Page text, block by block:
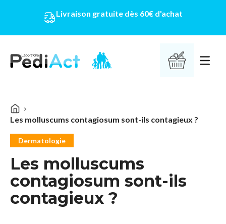
Livraison gratuite dès 60€ d'achat
Les molluscums contagiosum sont-ils contagieux ?
Dermatologie
Les molluscums
contagiosum sont-ils
contagieux ?